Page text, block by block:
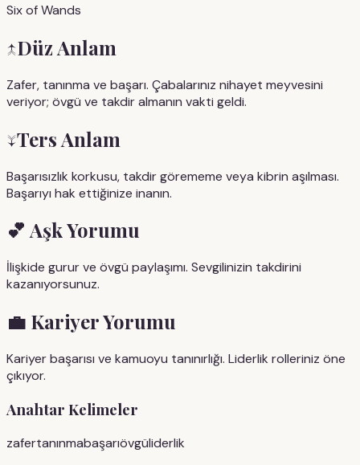
Six of Wands
↑Düz Anlam
Zafer, tanınma ve başarı. Çabalarınız nihayet meyvesini
veriyor; övgü ve takdir almanın vakti geldi.
↓Ters Anlam
Başarısızlık korkusu, takdir görememe veya kibrin aşılması.
Başarıyı hak ettiğinize inanın.
💕Aşk Yorumu
İlişkide gurur ve övgü paylaşımı. Sevgilinizin takdirini
kazanıyorsunuz.
💼 Kariyer Yorumu
Kariyer başarısı ve kamuoyu tanınırlığı. Liderlik rolleriniz öne
çıkıyor.
Anahtar Kelimeler
zafertanınmabaşarıövgüliderlik